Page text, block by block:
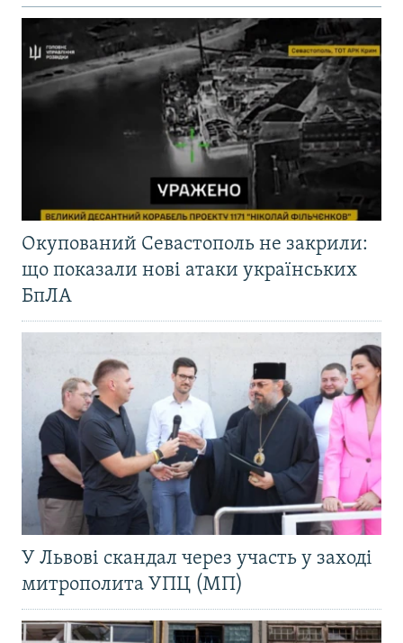
Окупований Севастополь не закрили:
що показали нові атаки українських
БпЛА
У Львові скандал через участь у заході
митрополита УПЦ (МП)